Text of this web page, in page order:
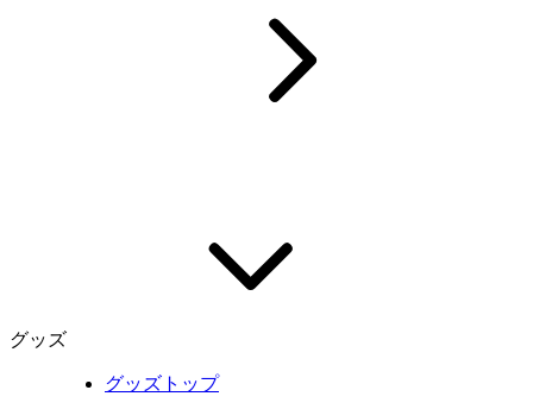
グッズ
グッズトップ